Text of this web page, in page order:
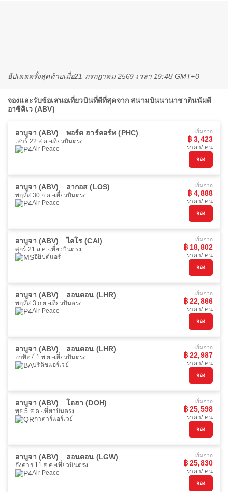
อัปเดตครั้งสุดท้ายเมื่อ21 กรกฎาคม 2569 เวลา 19:48 GMT+0
จองและรับข้อเสนอเที่ยวบินที่ดีที่สุดจาก สนามบินนานาชาตินนัมดี
อาซิคิเว (ABV)
อาบูจา (ABV) พอร์ต ฮาร์คอร์ท (PHC)
เสาร์ 22 ส.ค. เที่ยวบินตรง
Air Peace
เริ่มจาก
฿ 3,423
ราคา/ คน
จอง
อาบูจา (ABV) ลากอส (LOS)
พฤหัส 30 ก.ค. เที่ยวบินตรง
Air Peace
เริ่มจาก
฿ 4,888
ราคา/ คน
จอง
อาบูจา (ABV) ไคโร (CAI)
ศุกร์ 21 ส.ค. เที่ยวบินตรง
อียิปต์แอร์
เริ่มจาก
฿ 18,802
ราคา/ คน
จอง
อาบูจา (ABV) ลอนดอน (LHR)
พฤหัส 3 ก.ย. เที่ยวบินตรง
Air Peace
เริ่มจาก
฿ 22,866
ราคา/ คน
จอง
อาบูจา (ABV) ลอนดอน (LHR)
อาทิตย์ 1 พ.ย. เที่ยวบินตรง
บริติชแอร์เวย์
เริ่มจาก
฿ 22,987
ราคา/ คน
จอง
อาบูจา (ABV) โดฮา (DOH)
พุธ 5 ส.ค. เที่ยวบินตรง
กาตาร์แอร์เวย์
เริ่มจาก
฿ 25,598
ราคา/ คน
จอง
อาบูจา (ABV) ลอนดอน (LGW)
อังคาร 11 ส.ค. เที่ยวบินตรง
Air Peace
เริ่มจาก
฿ 25,830
ราคา/ คน
จอง